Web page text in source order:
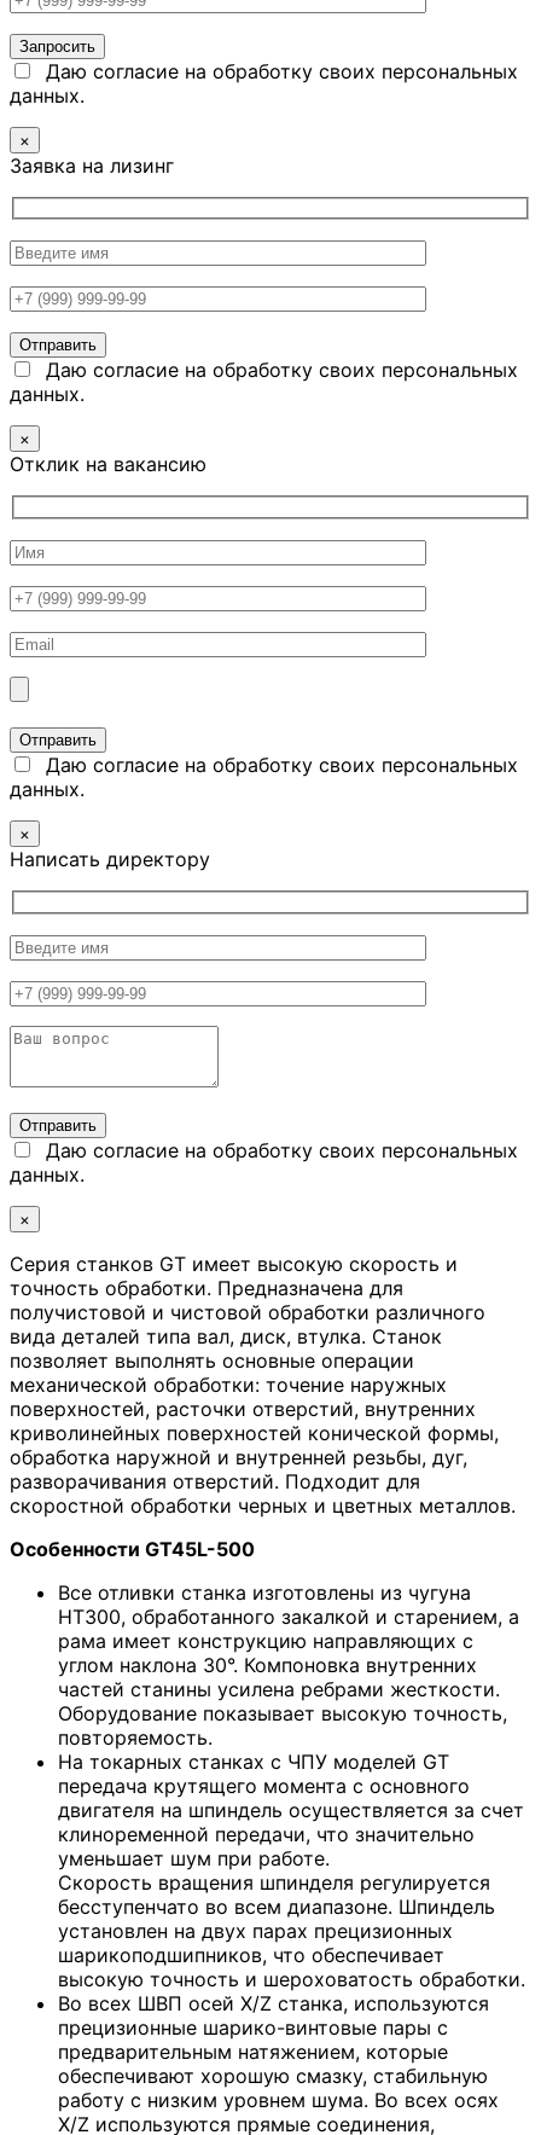
Даю согласие на обработку своих персональных
данных.
×
Заявка на лизинг
Даю согласие на обработку своих персональных
данных.
×
Отклик на вакансию
Даю согласие на обработку своих персональных
данных.
×
Написать директору
Даю согласие на обработку своих персональных
данных.
×
Серия станков GT имеет высокую скорость и
точность обработки. Предназначена для
получистовой и чистовой обработки различного
вида деталей типа вал, диск, втулка. Станок
позволяет выполнять основные операции
механической обработки: точение наружных
поверхностей, расточки отверстий, внутренних
криволинейных поверхностей конической формы,
обработка наружной и внутренней резьбы, дуг,
разворачивания отверстий. Подходит для
скоростной обработки черных и цветных металлов.
Особенности GT45L-500
Все отливки станка изготовлены из чугуна
HT300, обработанного закалкой и старением, а
рама имеет конструкцию направляющих с
углом наклона 30°. Компоновка внутренних
частей станины усилена ребрами жесткости.
Оборудование показывает высокую точность,
повторяемость.
На токарных станках с ЧПУ моделей GT
передача крутящего момента с основного
двигателя на шпиндель осуществляется за счет
клиноременной передачи, что значительно
уменьшает шум при работе.
Скорость вращения шпинделя регулируется
бесступенчато во всем диапазоне. Шпиндель
установлен на двух парах прецизионных
шарикоподшипников, что обеспечивает
высокую точность и шероховатость обработки.
Во всех ШВП осей X/Z станка, используются
прецизионные шарико-винтовые пары с
предварительным натяжением, которые
обеспечивают хорошую смазку, стабильную
работу с низким уровнем шума. Во всех осях
X/Z используются прямые соединения,